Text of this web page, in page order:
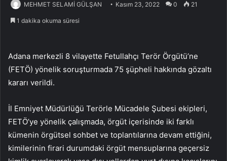
MEHMET SELAMİ GÜLŞAN Kasım 23, 2022 0 21
1 dakika okuma süresi
Adana merkezli 8 vilayette Fetullahçı Terör Örgütü’ne
(FETÖ) yönelik soruşturmada 75 şüpheli hakkında gözaltı
kararı verildi.
İl Emniyet Müdürlüğü Terörle Mücadele Şubesi ekipleri,
FETÖ’ye yönelik çalışmada, örgüt içerisinde iki farklı
kümenin örgütsel sohbet ve toplantılarına devam ettiğini,
kimilerinin firari durumdaki örgüt mensuplarına geçersiz